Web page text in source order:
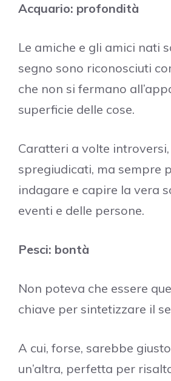
Acquario: profondità
Le amiche e gli amici nati
segno sono riconosciuti
che non si fermano
superficie delle cose.
Caratteri a volte
spregiudicati, ma sempre
indagare e capire la vera
eventi e delle persone.
Pesci: bontà
Non poteva che essere
chiave per sintetizzare il
A cui, forse, sarebbe
un’altra, perfetta per